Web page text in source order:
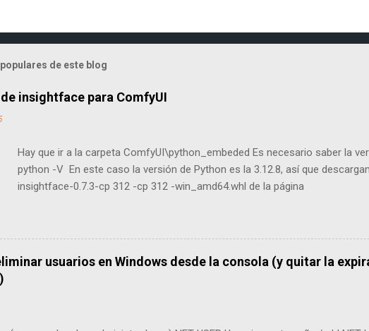
de este blog
insightface para ComfyUI
Hay que ir a la carpeta ComfyUI\python_embeded Es necesario saber la
python -V En este caso la versión de Python es la 3.12.8, así que
insightface-0.7.3-cp 312 -cp 312 -win_amd64.whl de la página
usuarios en Windows desde la consola (y quitar la